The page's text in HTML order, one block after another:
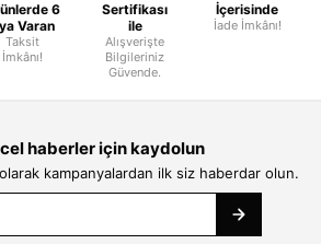
6
Varan
Taksit
İmkânı!
Sertifikası
ile
Alışverişte
Bilgileriniz
Güvende.
İçerisinde
İade İmkânı!
haberler için kaydolun
kampanyalardan ilk siz haberdar olun.